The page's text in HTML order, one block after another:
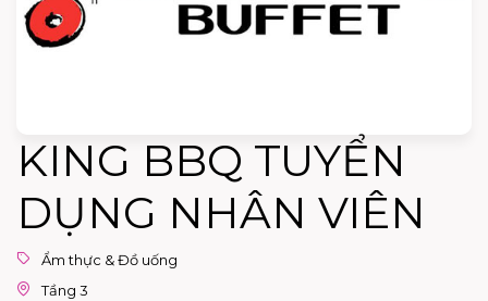
KING BBQ TUYỂN
DỤNG NHÂN VIÊN
Ẩm thực & Đồ uống
Tầng 3